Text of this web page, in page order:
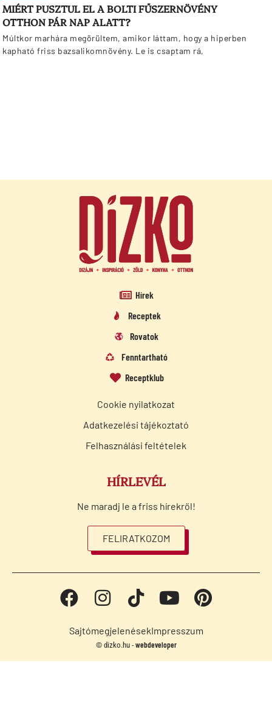
MIÉRT PUSZTUL EL A BOLTI FŰSZERNÖVÉNY
OTTHON PÁR NAP ALATT?
Múltkor marhára megörültem, amikor láttam, hogy a hiperben
kapható friss bazsalikomnövény. Le is csaptam rá,
Hírek
Receptek
Rovatok
Fenntartható
Receptklub
Cookie nyilatkozat
Adatkezelési tájékoztató
Felhasználási feltételek
HÍRLEVÉL
Ne maradj le a friss hírekről!
FELIRATKOZOM
SajtómegjelenésekImpresszum
© dizko.hu - webdeveloper